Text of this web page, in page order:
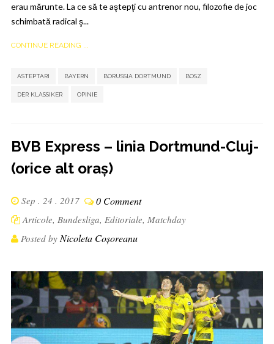
erau mărunte. La ce să te aştepţi cu antrenor nou, filozofie de joc
schimbată radical ş...
CONTINUE READING ...
ASTEPTARI BAYERN BORUSSIA DORTMUND BOSZ
DER KLASSIKER OPINIE
BVB Express – linia Dortmund-Cluj-
(orice alt oraș)
Sep . 24 . 2017 0 Comment
Articole, Bundesliga, Editoriale, Matchday
Posted by Nicoleta Coșoreanu